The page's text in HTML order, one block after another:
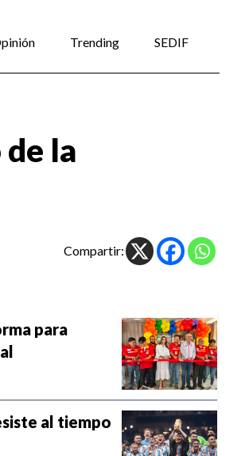
Trending SEDIF
la
Compartir:
para
al tiempo